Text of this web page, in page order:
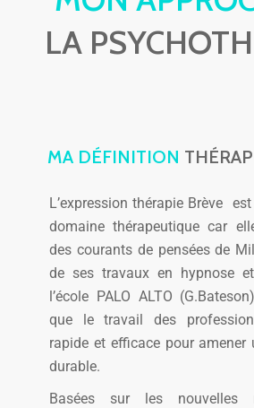
LA
MA DÉFINITION
L’expression thérapie Brève
domaine thérapeutique car
des courants de pensées de
de ses travaux en hypnose
l’école PALO ALTO
que le travail des
rapide et efficace pour amener
durable.
Basées sur les nouvelles